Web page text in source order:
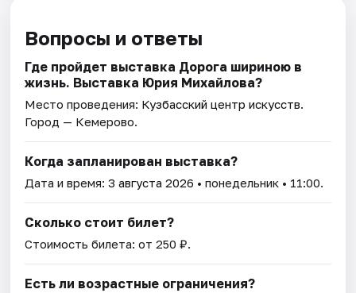
Вопросы и ответы
Где пройдет выставка Дорога шириною в
жизнь. Выставка Юрия Михайлова?
Место проведения: Кузбасский центр искусств.
Город — Кемерово.
Когда запланирован выставка?
Дата и время:3 августа 2026 • понедельник • 11:00.
Сколько стоит билет?
Стоимость билета: от 250 ₽.
Есть ли возрастные ограничения?